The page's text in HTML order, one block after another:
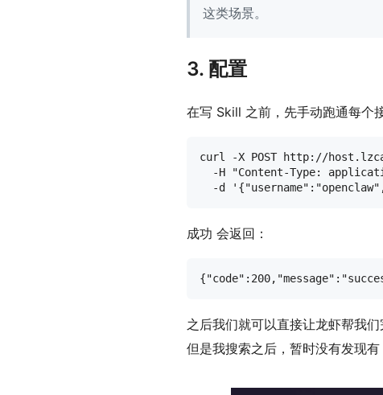
这类场景。
3. 配置
在写 Skill 之前，先手动跑通每个接
curl -X POST http://
-H "Content-Type:
成功 会返回：
之后我们就可以直接让龙虾帮我们
但是我搜索之后，暂时没有发现